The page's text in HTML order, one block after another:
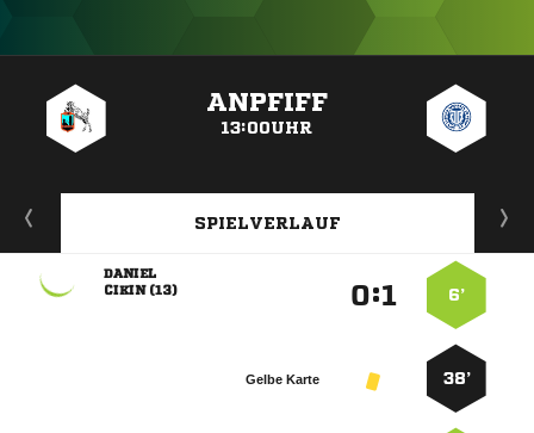
ANPFIFF
13:00UHR
SPIELVERLAUF
6’
:

 
38’
Gelbe Karte